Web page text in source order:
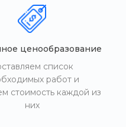
ценообразование
список
работ и
стоимость каждой из
них